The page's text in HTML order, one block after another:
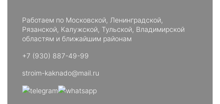
Работаем по Московской, Ленинградской,
Рязанской, Калужской, Тульской, Владимирской
областям и ближайшим районам
+7 (930) 887-49-99
stroim-kaknado@mail.ru